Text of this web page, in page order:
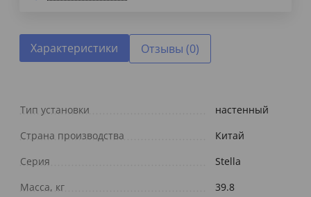
Характеристики Отзывы (0)
Тип установки
настенный
Страна производства
Китай
Серия
Stella
Масса, кг
39.8